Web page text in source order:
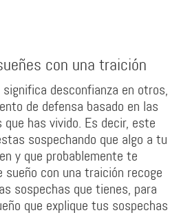
con una traición
desconfianza en otros,
de defensa basado en las
has vivido. Es decir, este
sospechando que algo a tu
y que probablemente te
sueño con una traición recoge
sospechas que tienes, para
que explique tus sospechas